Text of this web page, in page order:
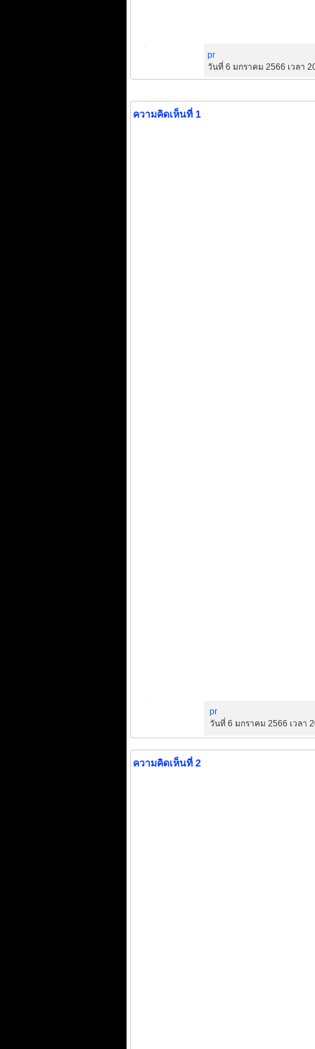
pr
วันที่ 6 มกราคม 2566 เวลา
ความคิดเห็นที่ 1
pr
วันที่ 6 มกราคม 2566 เวลา
ความคิดเห็นที่ 2